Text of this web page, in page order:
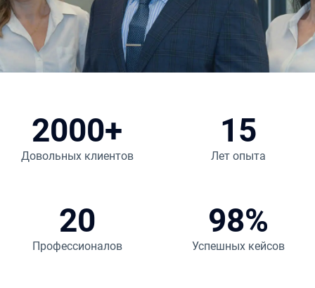
2000+
Довольных клиентов
15
Лет опыта
20
Профессионалов
98%
Успешных кейсов